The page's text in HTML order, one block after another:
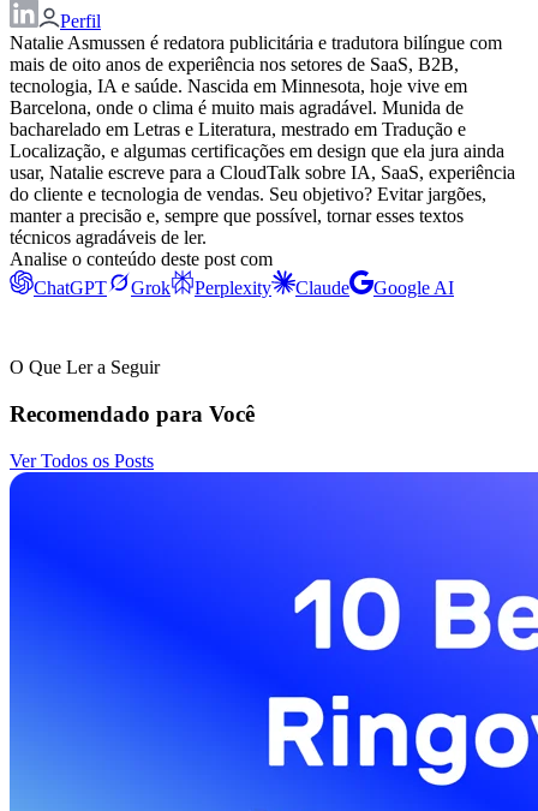
Perfil
Natalie Asmussen é redatora publicitária e tradutora bilíngue com
mais de oito anos de experiência nos setores de SaaS, B2B,
tecnologia, IA e saúde. Nascida em Minnesota, hoje vive em
Barcelona, onde o clima é muito mais agradável. Munida de
bacharelado em Letras e Literatura, mestrado em Tradução e
Localização, e algumas certificações em design que ela jura ainda
usar, Natalie escreve para a CloudTalk sobre IA, SaaS, experiência
do cliente e tecnologia de vendas. Seu objetivo? Evitar jargões,
manter a precisão e, sempre que possível, tornar esses textos
técnicos agradáveis de ler.
Analise o conteúdo deste post com
ChatGPT
Grok Perplexity Claude Google AI
O Que Ler a Seguir
Recomendado para Você
Ver Todos os Posts